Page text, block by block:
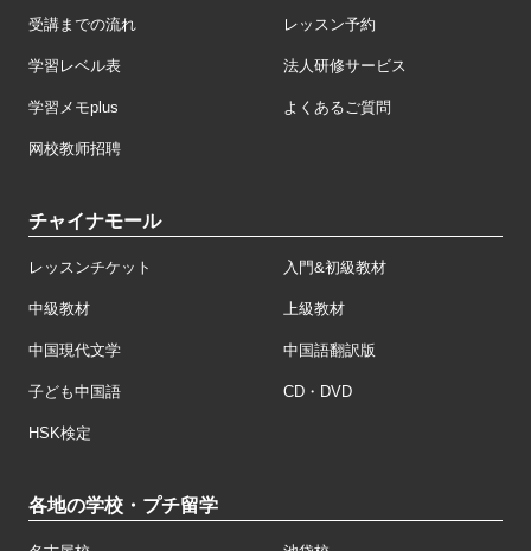
受講までの流れ レッスン予約
学習レベル表 法人研修サービス
学習メモplus よくあるご質問
网校教师招聘
チャイナモール
レッスンチケット 入門&初級教材
中級教材 上級教材
中国現代文学 中国語翻訳版
子ども中国語 CD・DVD
HSK検定
各地の学校・プチ留学